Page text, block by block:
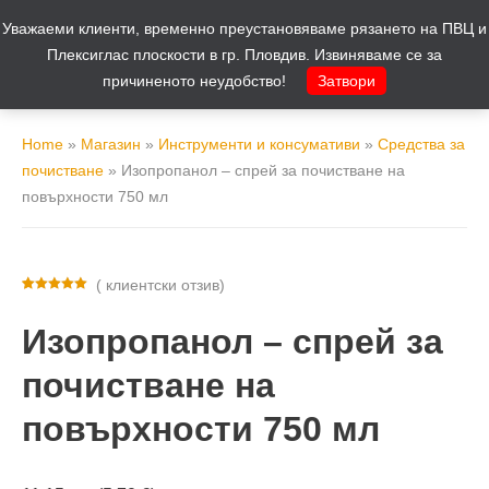
Home » Магазин » Инструменти и консумативи » Средства за
почистване » Изопропанол – спрей за почистване на
повърхности 750 мл
Изопропанол – спрей за
почистване на
повърхности 750 мл
базирано на
потребителски
оценки
( клиентски отзив)
Уважаеми клиенти, временно преустановяваме рязането на ПВЦ и
Плексиглас плоскости в гр. Пловдив. Извиняваме се за
причиненото неудобство!
Затвори